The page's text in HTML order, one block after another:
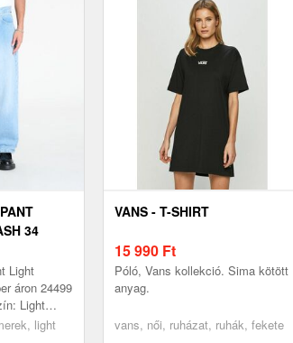
34
Light
áron 24499
Light
light
VANS - T-SHIRT
15 990 Ft
Póló, Vans kollekció. Sima kötött
anyag.
vans, női, ruházat, ruhák, fekete